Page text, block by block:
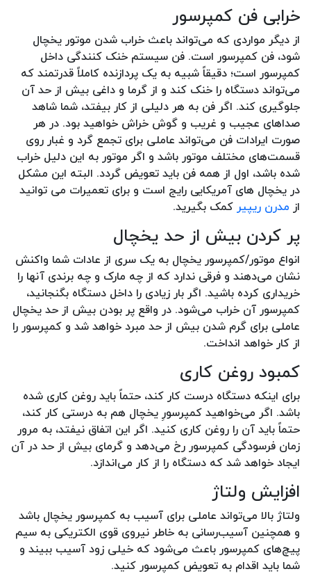
خرابی فن کمپرسور
از دیگر مواردی که می‌تواند باعث خراب شدن موتور یخچال
شود، فن کمپرسور است. فن سیستم خنک کنندگی داخل
کمپرسور است؛ دقیقاً شبیه به یک پردازنده کاملاً قدرتمند که
می‌تواند دستگاه را خنک کند و از گرما و داغی بیش از حد آن
جلوگیری کند. اگر فن به هر دلیلی از کار بیفتد، شما شاهد
صداهای عجیب و غریب و گوش خراش خواهید بود. در هر
صورت ایرادات فن می‌تواند عاملی برای تجمع گرد و غبار روی
قسمت‌های مختلف موتور باشد و اگر موتور به این دلیل خراب
شده باشد، اول از همه فن باید تعویض گردد. البته این مشکل
در یخچال های آمریکایی رایج است و برای تعمیرات می توانید
از مدرن ریپیر کمک بگیرید.
پر کردن بیش از حد یخچال
انواع موتور/کمپرسور یخچال به یک سری از عادات شما واکنش
نشان می‌دهند و فرقی ندارد که از چه مارک و چه برندی آنها را
خریداری کرده باشید. اگر بار زیادی را داخل دستگاه بگنجانید،
کمپرسور آن خراب می‌شود. در واقع پر بودن بیش از حد یخچال
عاملی برای گرم شدن بیش از حد مبرد خواهد شد و کمپرسور را
از کار خواهد انداخت.
کمبود روغن کاری
برای اینکه دستگاه درست کار کند، حتماً باید روغن کاری شده
باشد. اگر می‌خواهید کمپرسورِ یخچال هم به درستی کار کند،
حتماً باید آن را روغن کاری کنید. اگر این اتفاق نیفتد، به مرور
زمان فرسودگی کمپرسور رخ می‌دهد و گرمای بیش از حد در آن
ایجاد خواهد شد که دستگاه را از کار می‌اندازد.
افزایش ولتاژ
ولتاژ بالا می‌تواند عاملی برای آسیب به کمپرسور یخچال باشد
و همچنین آسیب‌رسانی به خاطر نیروی قوی الکتریکی به سیم
پیچ‌های کمپرسور باعث می‌شود که خیلی زود آسیب ببیند و
شما باید اقدام به تعویض کمپرسور کنید.